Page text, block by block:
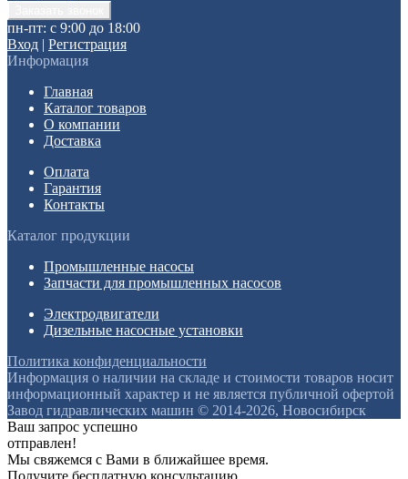
пн-пт: с 9:00 до 18:00
Вход | Регистрация
Информация
Главная
Каталог товаров
О компании
Доставка
Оплата
Гарантия
Контакты
Каталог продукции
Промышленные насосы
Запчасти для промышленных насосов
Электродвигатели
Дизельные насосные установки
Политика конфиденциальности
Информация о наличии на складе и стоимости товаров носит
информационный характер и не является публичной офертой
Завод гидравлических машин © 2014-2026, Новосибирск
Ваш запрос успешно
отправлен!
Мы свяжемся с Вами в ближайшее время.
Получите бесплатную консультацию